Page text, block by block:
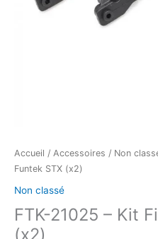
Accueil / Accessoires / Non
Funtek STX (x2)
Non classé
FTK-21025 – Kit
(x2)